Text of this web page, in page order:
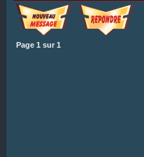
Page 1 sur 1